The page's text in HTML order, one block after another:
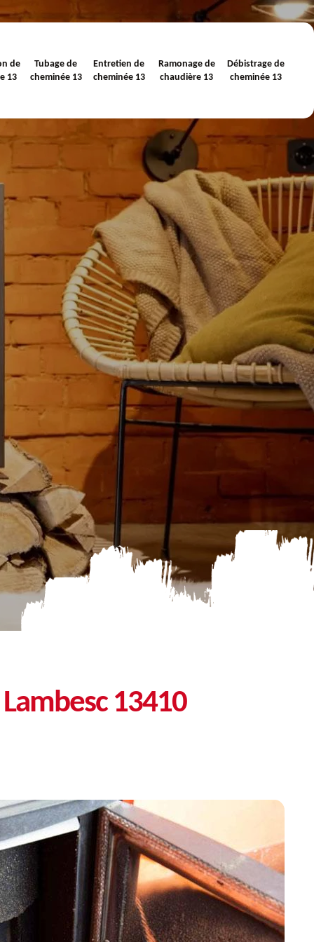
de
13
Tubage de
cheminée 13
Entretien de
cheminée 13
Ramonage de
chaudière 13
Débistrage de
cheminée 13
13410